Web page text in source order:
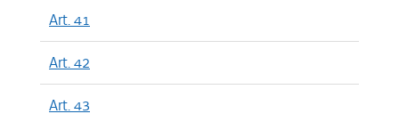
Art. 41
Art. 42
Art. 43